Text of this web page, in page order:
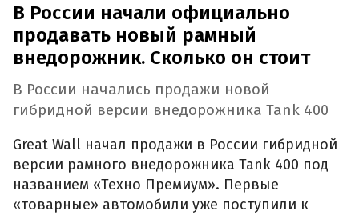
В России начали официально
продавать новый рамный
внедорожник. Сколько он стоит
В России начались продажи новой
гибридной версии внедорожника Tank 400
Great Wall начал продажи в России гибридной
версии рамного внедорожника Tank 400 под
названием «Техно Премиум». Первые
«товарные» автомобили уже поступили к